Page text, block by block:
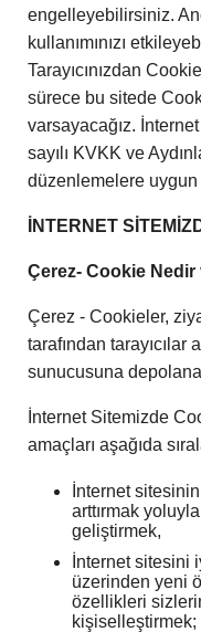
engelleyebilirsiniz.
kullanımınızı
Tarayıcınızdan
sürece bu sitede
varsayacağız.
sayılı KVKK ve
düzenlemelere
İNTERNET
Çerez- Cookie Nedir
Çerez - Cookieler,
tarafından tarayıcılar
sunucusuna
İnternet Sitemizde
amaçları aşağıda
İnternet
arttırmak
geliştirmek,
İnternet sitesini
üzerinden yeni
özellikleri
kişiselleştirmek;